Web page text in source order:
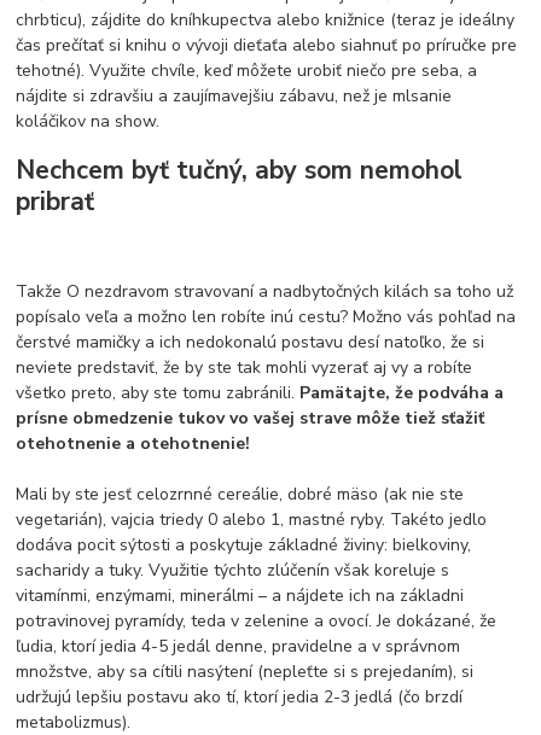
chrbticu), zájdite do kníhkupectva alebo knižnice (teraz je ideálny
čas prečítať si knihu o vývoji dieťaťa alebo siahnuť po príručke pre
tehotné). Využite chvíle, keď môžete urobiť niečo pre seba, a
nájdite si zdravšiu a zaujímavejšiu zábavu, než je mlsanie
koláčikov na show.
Nechcem byť tučný, aby som nemohol
pribrať
Takže O nezdravom stravovaní a nadbytočných kilách sa toho už
popísalo veľa a možno len robíte inú cestu? Možno vás pohľad na
čerstvé mamičky a ich nedokonalú postavu desí natoľko, že si
neviete predstaviť, že by ste tak mohli vyzerať aj vy a robíte
všetko preto, aby ste tomu zabránili. Pamätajte, že podváha a
prísne obmedzenie tukov vo vašej strave môže tiež sťažiť
otehotnenie a otehotnenie!
Mali by ste jesť celozrnné cereálie, dobré mäso (ak nie ste
vegetarián), vajcia triedy 0 alebo 1, mastné ryby. Takéto jedlo
dodáva pocit sýtosti a poskytuje základné živiny: bielkoviny,
sacharidy a tuky. Využitie týchto zlúčenín však koreluje s
vitamínmi, enzýmami, minerálmi – a nájdete ich na základni
potravinovej pyramídy, teda v zelenine a ovocí. Je dokázané, že
ľudia, ktorí jedia 4-5 jedál denne, pravidelne a v správnom
množstve, aby sa cítili nasýtení (nepleťte si s prejedaním), si
udržujú lepšiu postavu ako tí, ktorí jedia 2-3 jedlá (čo brzdí
metabolizmus).